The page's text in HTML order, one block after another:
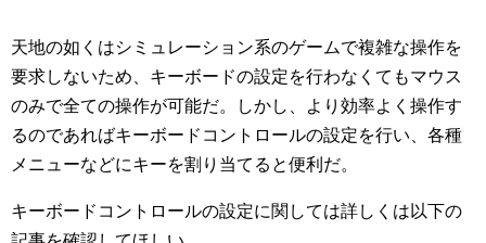
天地の如くはシミュレーション系のゲームで複雑な操作を
要求しないため、キーボードの設定を行わなくてもマウス
のみで全ての操作が可能だ。しかし、より効率よく操作す
るのであればキーボードコントロールの設定を行い、各種
メニューなどにキーを割り当てると便利だ。
キーボードコントロールの設定に関しては詳しくは以下の